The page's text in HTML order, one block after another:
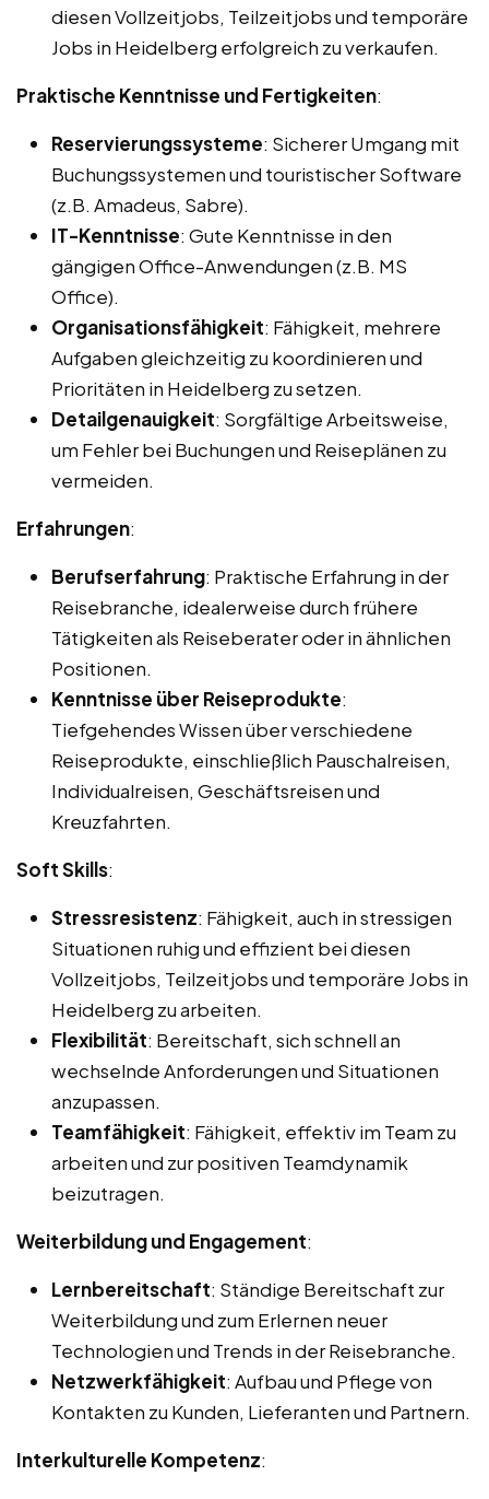
diesen Vollzeitjobs, Teilzeitjobs und temporäre
Jobs in Heidelberg erfolgreich zu verkaufen.
Praktische Kenntnisse und Fertigkeiten:
Reservierungssysteme: Sicherer Umgang mit
Buchungssystemen und touristischer Software
(z.B. Amadeus, Sabre).
IT-Kenntnisse: Gute Kenntnisse in den
gängigen Office-Anwendungen (z.B. MS
Office).
Organisationsfähigkeit: Fähigkeit, mehrere
Aufgaben gleichzeitig zu koordinieren und
Prioritäten in Heidelberg zu setzen.
Detailgenauigkeit: Sorgfältige Arbeitsweise,
um Fehler bei Buchungen und Reiseplänen zu
vermeiden.
Erfahrungen:
Berufserfahrung: Praktische Erfahrung in der
Reisebranche, idealerweise durch frühere
Tätigkeiten als Reiseberater oder in ähnlichen
Positionen.
Kenntnisse über Reiseprodukte:
Tiefgehendes Wissen über verschiedene
Reiseprodukte, einschließlich Pauschalreisen,
Individualreisen, Geschäftsreisen und
Kreuzfahrten.
Soft Skills:
Stressresistenz: Fähigkeit, auch in stressigen
Situationen ruhig und effizient bei diesen
Vollzeitjobs, Teilzeitjobs und temporäre Jobs in
Heidelberg zu arbeiten.
Flexibilität: Bereitschaft, sich schnell an
wechselnde Anforderungen und Situationen
anzupassen.
Teamfähigkeit: Fähigkeit, effektiv im Team zu
arbeiten und zur positiven Teamdynamik
beizutragen.
Weiterbildung und Engagement:
Lernbereitschaft: Ständige Bereitschaft zur
Weiterbildung und zum Erlernen neuer
Technologien und Trends in der Reisebranche.
Netzwerkfähigkeit: Aufbau und Pflege von
Kontakten zu Kunden, Lieferanten und Partnern.
Interkulturelle Kompetenz: